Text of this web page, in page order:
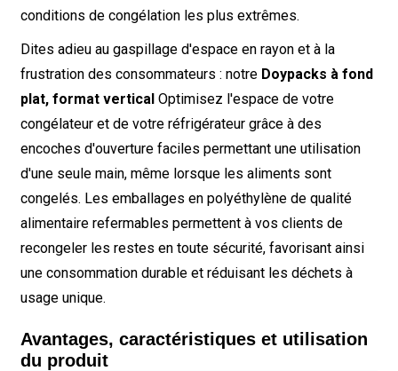
conditions de congélation les plus extrêmes.
Dites adieu au gaspillage d'espace en rayon et à la
frustration des consommateurs : notre Doypacks à fond
plat, format verticalOptimisez l'espace de votre
congélateur et de votre réfrigérateur grâce à des
encoches d'ouverture faciles permettant une utilisation
d'une seule main, même lorsque les aliments sont
congelés. Les emballages en polyéthylène de qualité
alimentaire refermables permettent à vos clients de
recongeler les restes en toute sécurité, favorisant ainsi
une consommation durable et réduisant les déchets à
usage unique.
Avantages, caractéristiques et utilisation
du produit